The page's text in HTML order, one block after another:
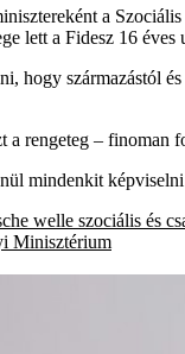
a
lett a Fidesz 16 éves
hogy származástól
a rengeteg – finoman
mindenkit
welle szociális és
Minisztérium